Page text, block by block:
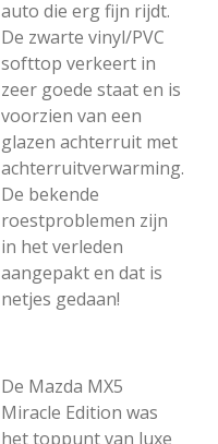
auto die erg fijn rijdt.
De zwarte vinyl/PVC
softtop verkeert in
zeer goede staat en is
voorzien van een
glazen achterruit met
achterruitverwarming.
De bekende
roestproblemen zijn
in het verleden
aangepakt en dat is
netjes gedaan!
De Mazda MX5
Miracle Edition was
het toppunt van luxe